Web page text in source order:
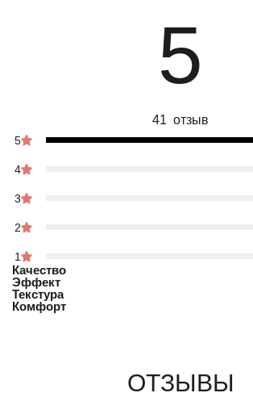
5
41 отзыв
5
4
3
2
1
Качество
Эффект
Текстура
Комфорт
Отзывы